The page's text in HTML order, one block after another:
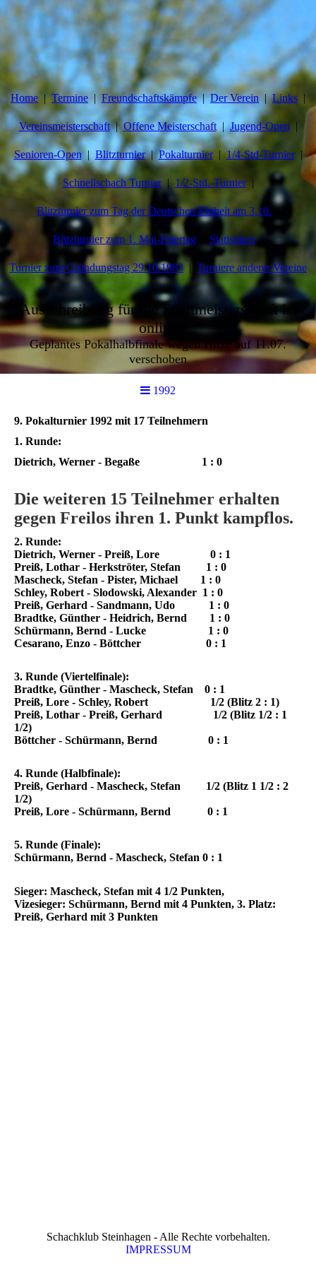
Home Termine Freundschaftskämpfe Der Verein Links
Vereinsmeisterschaft Offene Meisterschaft Jugend-Open
Senioren-Open Blitzturnier Pokalturnier 1/4-Std-Turnier
Schnellschach Turnier 1/2-Std.-Turnier
Blitzturnier zum Tag der Deutschen Einheit am 3.10.
Blitzturnier zum 1. Mai-Feiertag Statistiken
Turnier zum Gründungstag 29.10.1983 Turniere anderer Vereine
Ausschreibung für die Stadtmeisterschaft ist
online
Geplantes Pokalhalbfinale wegen Hitze auf 11.07.
verschoben
1992
9. Pokalturnier 1992 mit 17 Teilnehmern
1. Runde:
Dietrich, Werner - Begaße 1 : 0
Die weiteren 15 Teilnehmer erhalten
gegen Freilos ihren 1. Punkt kampflos.
2. Runde:
Dietrich, Werner - Preiß, Lore 0 : 1
Preiß, Lothar - Herkströter, Stefan 1 : 0
Mascheck, Stefan - Pister, Michael 1 : 0
Schley, Robert - Slodowski, Alexander 1 : 0
Preiß, Gerhard - Sandmann, Udo 1 : 0
Bradtke, Günther - Heidrich, Bernd 1 : 0
Schürmann, Bernd - Lucke 1 : 0
Cesarano, Enzo - Böttcher 0 : 1
3. Runde (Viertelfinale):
Bradtke, Günther - Mascheck, Stefan
0 : 1
Preiß, Lore - Schley, Robert 1/2 (Blitz 2 : 1)
Preiß, Lothar - Preiß, Gerhard
1/2 (Blitz 1/2 : 1
1/2)
Böttcher - Schürmann, Bernd 0 : 1
4. Runde (Halbfinale):
Preiß, Gerhard - Mascheck, Stefan 1/2 (Blitz 1 1/2 : 2
1/2)
Preiß, Lore - Schürmann, Bernd 0 : 1
5. Runde (Finale):
Schürmann, Bernd - Mascheck, Stefan 0 : 1
Sieger: Mascheck, Stefan mit 4 1/2 Punkten,
Vizesieger: Schürmann, Bernd mit 4 Punkten, 3. Platz:
Preiß, Gerhard mit 3 Punkten
Schachklub Steinhagen - Alle Rechte vorbehalten.
IMPRESSUM